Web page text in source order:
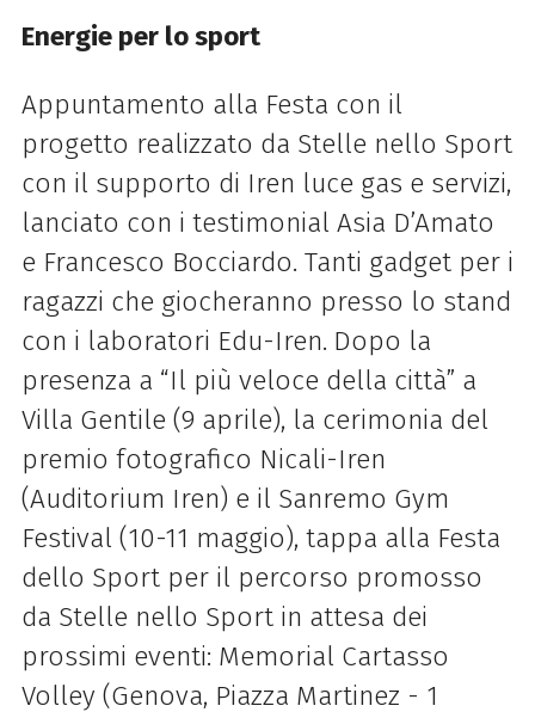
Energie per lo sport
Appuntamento alla Festa con il
progetto realizzato da Stelle nello Sport
con il supporto di Iren luce gas e servizi,
lanciato con i testimonial Asia D’Amato
e Francesco Bocciardo. Tanti gadget per i
ragazzi che giocheranno presso lo stand
con i laboratori Edu-Iren. Dopo la
presenza a “Il più veloce della città” a
Villa Gentile (9 aprile), la cerimonia del
premio fotografico Nicali-Iren
(Auditorium Iren) e il Sanremo Gym
Festival (10-11 maggio), tappa alla Festa
dello Sport per il percorso promosso
da Stelle nello Sport in attesa dei
prossimi eventi: Memorial Cartasso
Volley (Genova, Piazza Martinez - 1